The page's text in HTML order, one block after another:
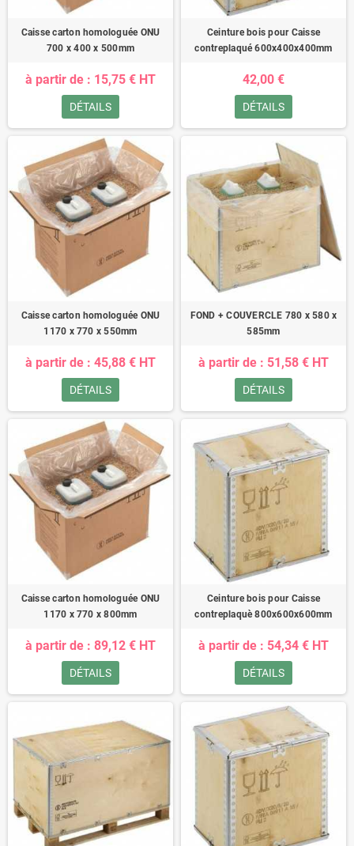
Caisse carton homologuée ONU
700 x 400 x 500mm
à partir de : 15,75 € HT
DÉTAILS
Ceinture bois pour Caisse
contreplaqué 600x400x400mm
42,00 €
DÉTAILS
Caisse carton homologuée ONU
1170 x 770 x 550mm
à partir de : 45,88 € HT
DÉTAILS
FOND + COUVERCLE 780 x 580 x
585mm
à partir de : 51,58 € HT
DÉTAILS
Caisse carton homologuée ONU
1170 x 770 x 800mm
à partir de : 89,12 € HT
DÉTAILS
Ceinture bois pour Caisse
contreplaquè 800x600x600mm
à partir de : 54,34 € HT
DÉTAILS